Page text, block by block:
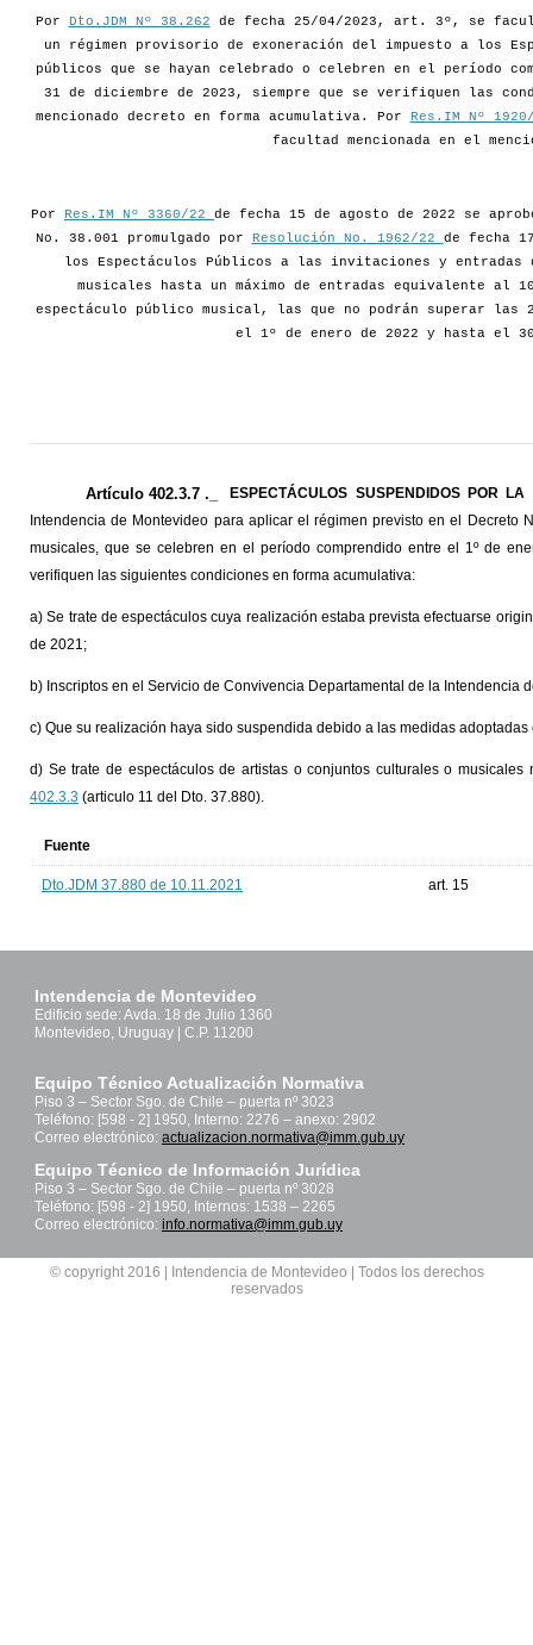
Por Dto.JDM Nº 38.262 de fecha 25/04/2023, art. 3º, se
un régimen provisorio de exoneración del impuesto a los
públicos que se hayan celebrado o celebren en el período
31 de diciembre de 2023, siempre que se verifiquen las
mencionado decreto en forma acumulativa. Por
Res.IM Nº
facultad mencionada en el
Por Res.IM Nº 3360/22 de fecha 15 de agosto de 2022 se
No. 38.001 promulgado por
Resolución No. 1962/22 de fecha
los Espectáculos Públicos a las invitaciones y
musicales hasta un máximo de entradas equivalente al
espectáculo público musical, las que no podrán superar las
el 1º de enero de 2022 y hasta el
Artículo 402.3.7 ._
ESPECTÁCULOS SUSPENDIDOS POR
Intendencia de Montevideo para aplicar el régimen previsto en el Decreto
musicales, que se celebren en el período comprendido entre el 1º de
verifiquen las siguientes condiciones en forma acumulativa:
a) Se trate de espectáculos cuya realización estaba prevista efectuarse
de 2021;
b) Inscriptos en el Servicio de Convivencia Departamental de la Intendencia
c) Que su realización haya sido suspendida debido a las medidas
d) Se trate de espectáculos de artistas o conjuntos culturales o
402.3.3 (articulo 11 del Dto. 37.880).
Fuente
Dto.JDM 37.880 de 10.11.2021 art. 15
Intendencia de Montevideo
Edificio sede: Avda. 18 de Julio 1360
Montevideo, Uruguay | C.P. 11200
Equipo Técnico Actualización Normativa
Piso 3 – Sector Sgo. de Chile – puerta nº 3023
Teléfono: [598 - 2] 1950, Interno: 2276 – anexo: 2902
Correo electrónico: actualizacion.normativa@imm.gub.uy
Equipo Técnico de Información Jurídica
Piso 3 – Sector Sgo. de Chile – puerta nº 3028
Teléfono: [598 - 2] 1950, Internos: 1538 – 2265
Correo electrónico: info.normativa@imm.gub.uy
© copyright 2016 | Intendencia de Montevideo | Todos los derechos
reservados